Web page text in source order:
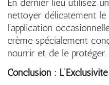
En dernier lieu utilisez
nettoyer délicatement le
l’application
crème spécialement
nourrir et de le protéger.
Conclusion :